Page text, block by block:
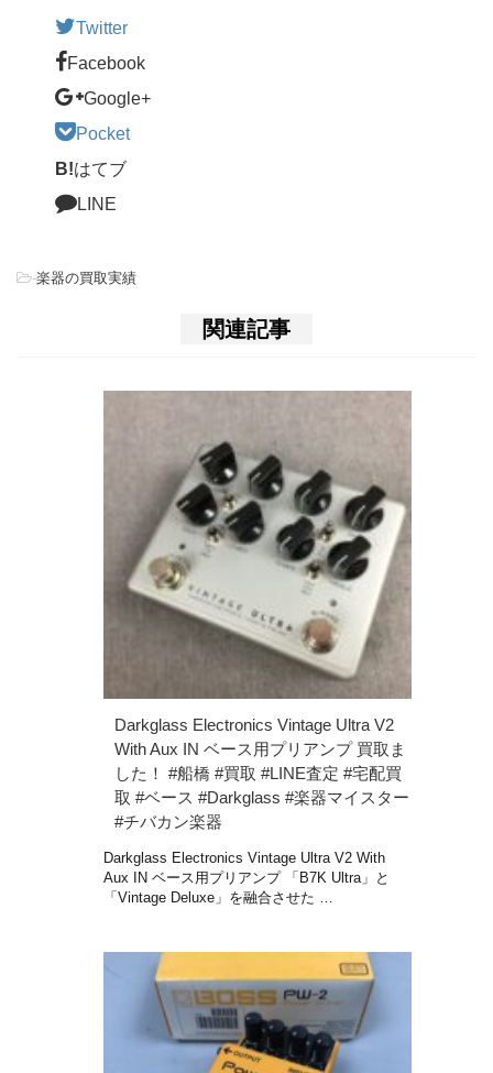
Twitter
Facebook
Google+
Pocket
B!はてブ
LINE
-楽器の買取実績
関連記事
Darkglass Electronics Vintage Ultra V2
With Aux IN ベース用プリアンプ 買取ま
した！ #船橋 #買取 #LINE査定 #宅配買
取 #ベース #Darkglass #楽器マイスター
#チバカン楽器
Darkglass Electronics Vintage Ultra V2 With
Aux IN ベース用プリアンプ 「B7K Ultra」と
「Vintage Deluxe」を融合させた …